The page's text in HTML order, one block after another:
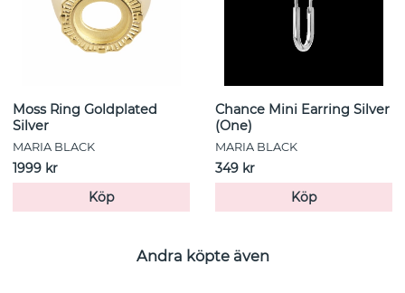
Moss Ring Goldplated
Silver
MARIA BLACK
1999 kr
Köp
Chance Mini Earring Silver
(One)
MARIA BLACK
349 kr
Köp
Andra köpte även